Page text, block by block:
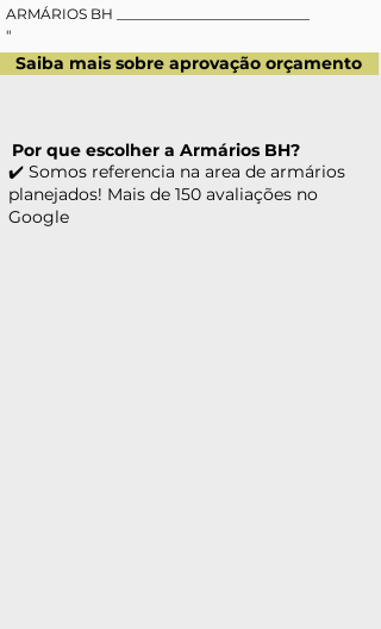
ARMÁRIOS BH ___________________________
"
Saiba mais sobre aprovação orçamento
✔️ Somos referencia na area de armários
planejados! Mais de 150 avaliações no
Google
Por que escolher a Armários BH?